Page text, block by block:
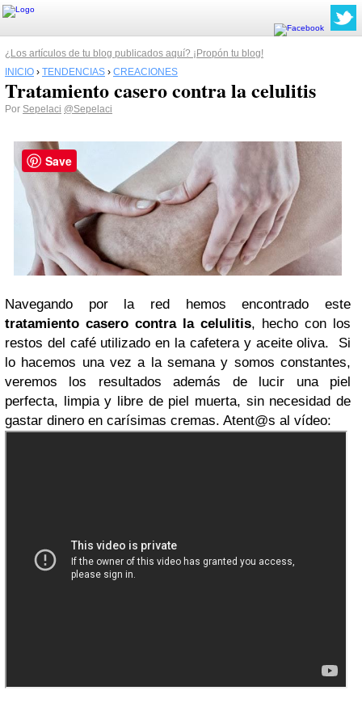
¿Los artículos de tu blog publicados aquí? ¡Propón tu blog!
INICIO › TENDENCIAS › CREACIONES
Tratamiento casero contra la celulitis
Por Sepelaci @Sepelaci
Navegando por la red hemos encontrado este
tratamiento casero contra la celulitis, hecho con los
restos del café utilizado en la cafetera y aceite oliva. Si
lo hacemos una vez a la semana y somos constantes,
veremos los resultados además de lucir una piel
perfecta, limpia y libre de piel muerta, sin necesidad de
gastar dinero en carísimas cremas. Atent@s al vídeo:
Save